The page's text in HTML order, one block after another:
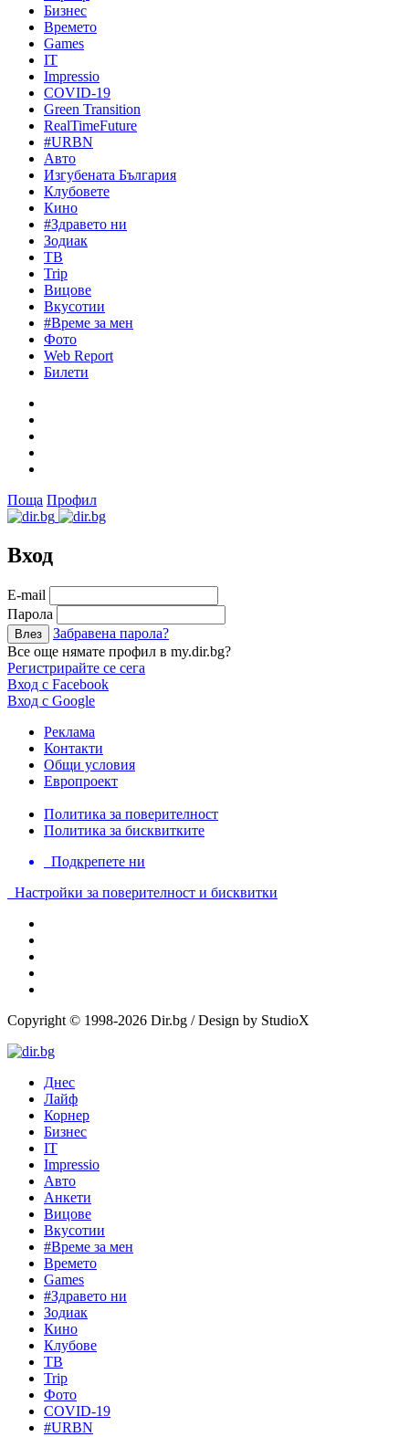
Бизнес
Времето
Games
IT
Impressio
COVID-19
Green Transition
RealTimeFuture
#URBN
Авто
Изгубената България
Клубовете
Кино
#Здравето ни
Зодиак
ТВ
Trip
Вицове
Вкусотии
#Време за мен
Фото
Web Report
Билети
Поща Профил
Вход
Е-mail
Парола
Забравена парола?
Все още нямате профил в my.dir.bg?
Регистрирайте се сега
Вход с Facebook
Вход с Google
Реклама
Контакти
Общи условия
Европроект
Политика за поверителност
Политика за бисквитките
Подкрепете ни
Настройки за поверителност и бисквитки
Copyright © 1998-2026 Dir.bg / Design by StudioX
Днес
Лайф
Корнер
Бизнес
IT
Impressio
Авто
Анкети
Вицове
Вкусотии
#Време за мен
Времето
Games
#Здравето ни
Зодиак
Кино
Клубове
ТВ
Trip
Фото
COVID-19
#URBN